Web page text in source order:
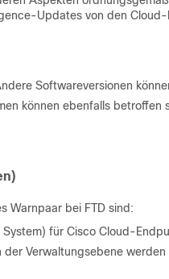
Updates von den
Softwareversionen
können ebenfalls betroffen
Warnpaar bei FTD sind:
für Cisco Cloud-
Verwaltungsebene werden